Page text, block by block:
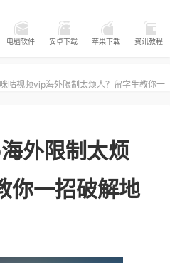
电脑软件 安卓下载 苹果下载 资讯教程
咕视频vip海外限制太烦人？留学生教你一
外限制太烦
你一招破解地